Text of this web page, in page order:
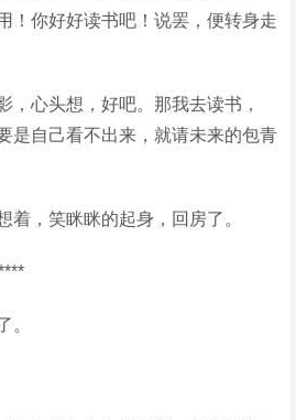
！你好好读书吧！说罢，便转身走
，心头想，好吧。那我去读书，
是自己看不出来，就请未来的包青
着，笑眯眯的起身，回房了。
。